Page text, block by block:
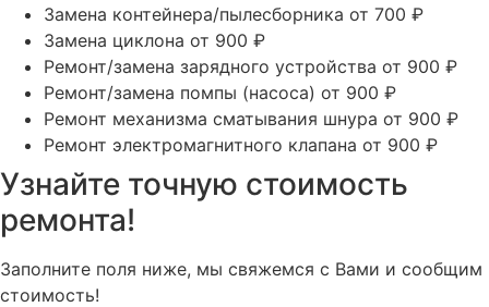
Замена контейнера/пылесборника от 700 ₽
Замена циклона от 900 ₽
Ремонт/замена зарядного устройства от 900 ₽
Ремонт/замена помпы (насоса) от 900 ₽
Ремонт механизма сматывания шнура от 900 ₽
Ремонт электромагнитного клапана от 900 ₽
Узнайте точную стоимость
ремонта!
Заполните поля ниже, мы свяжемся с Вами и сообщим
стоимость!